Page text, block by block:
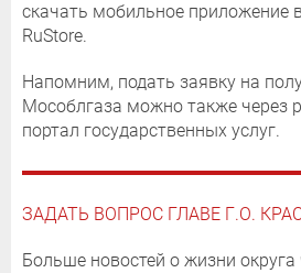
скачать мобильное приложение
RuStore.
Напомним, подать заявку на
Мособлгаза можно также через
портал государственных услуг.
ЗАДАТЬ ВОПРОС ГЛАВЕ Г.О.
Больше новостей о жизни округа